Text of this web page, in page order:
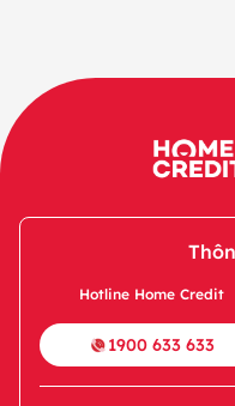
Hotline Home Credit
1900 633 633